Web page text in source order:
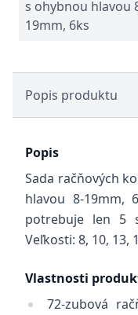
s ohybnou hlavou
19mm, 6ks
Popis produktu
Popis
Sada račňových
hlavou 8-19mm,
potrebuje len 5
Veľkosti: 8, 10, 13,
Vlastnosti
72-zubová